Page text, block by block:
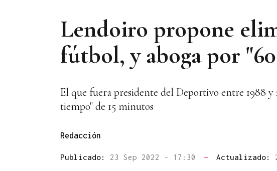
Lendoiro propone
fútbol, y aboga por
El que fuera presidente del Deportivo entre 1988
tiempo" de 15 minutos
Redacción
Publicado: 23 Sep 2022 - 17:30 — Actualizado: